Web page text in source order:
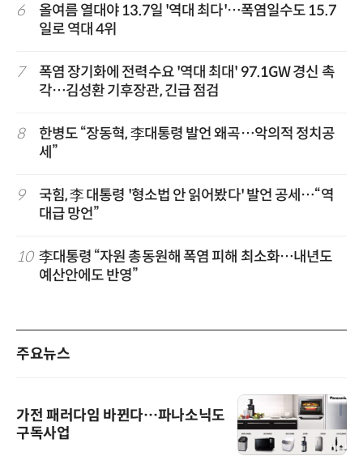
6
올여름 열대야 13.7일 '역대 최다'…폭염일수도 15.7
일로 역대 4위
7
폭염 장기화에 전력수요 '역대 최대' 97.1GW 경신 촉
각…김성환 기후장관, 긴급 점검
8
한병도 “장동혁, 李대통령 발언 왜곡…악의적 정치공
세”
9
국힘, 李 대통령 '형소법 안 읽어봤다' 발언 공세…“역
대급 망언”
10 李대통령 “자원 총동원해 폭염 피해 최소화…내년도
예산안에도 반영”
주요뉴스
가전 패러다임 바뀐다…파나소닉도
구독사업